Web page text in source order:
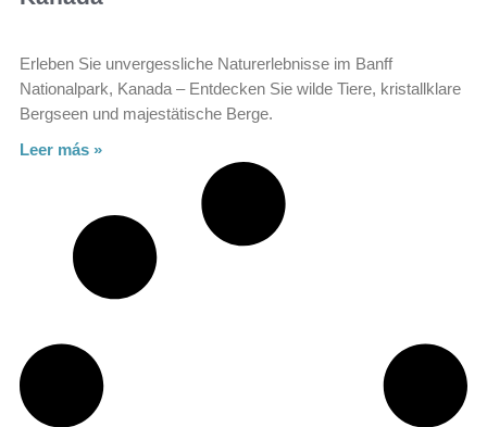
Erleben Sie unvergessliche Naturerlebnisse im Banff
Nationalpark, Kanada – Entdecken Sie wilde Tiere, kristallklare
Bergseen und majestätische Berge.
Leer más »